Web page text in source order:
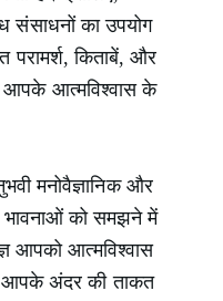
संसाधनों का उपयोग
परामर्श, किताबें, और
आपके आत्मविश्वास के
मनोवैज्ञानिक और
को समझने में
आपको आत्मविश्वास
अंदर की ताकत